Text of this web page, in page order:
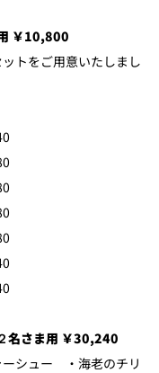
￥10,800
トをご用意いたしまし
名さま用 ￥30,240
シュー ・海老のチリ